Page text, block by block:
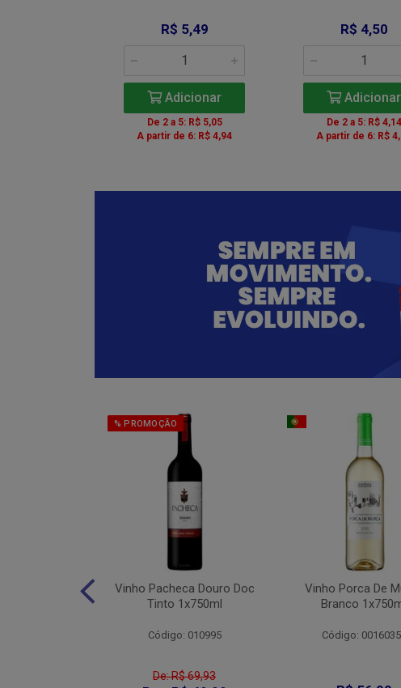
R$ 5,49
Adicionar
De 2 a 5: R$ 5,05
A partir de 6: R$ 4,94
R$ 4,50
Adicionar
De 2 a 5: R$ 4,14
A partir de 6: R$
% PROMOÇÃO
Vinho Pacheca Douro Doc
Tinto 1x750ml
Código: 010995
De: R$ 69,93
Vinho Porca De
Branco
Código: